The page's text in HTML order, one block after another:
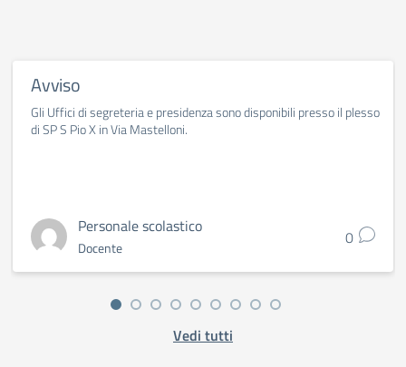
Avviso
Gli Uffici di segreteria e presidenza sono disponibili presso il plesso
di SP S Pio X in Via Mastelloni.
Personale scolastico
Docente 0
Vedi tutti